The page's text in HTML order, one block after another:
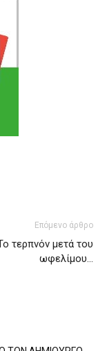
Επόμενο άρθρο
τερπνόν μετά του
ωφελίμου…